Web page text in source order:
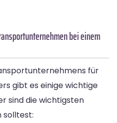
bei einem
für
gibt es einige wichtige
sind die wichtigsten
solltest: